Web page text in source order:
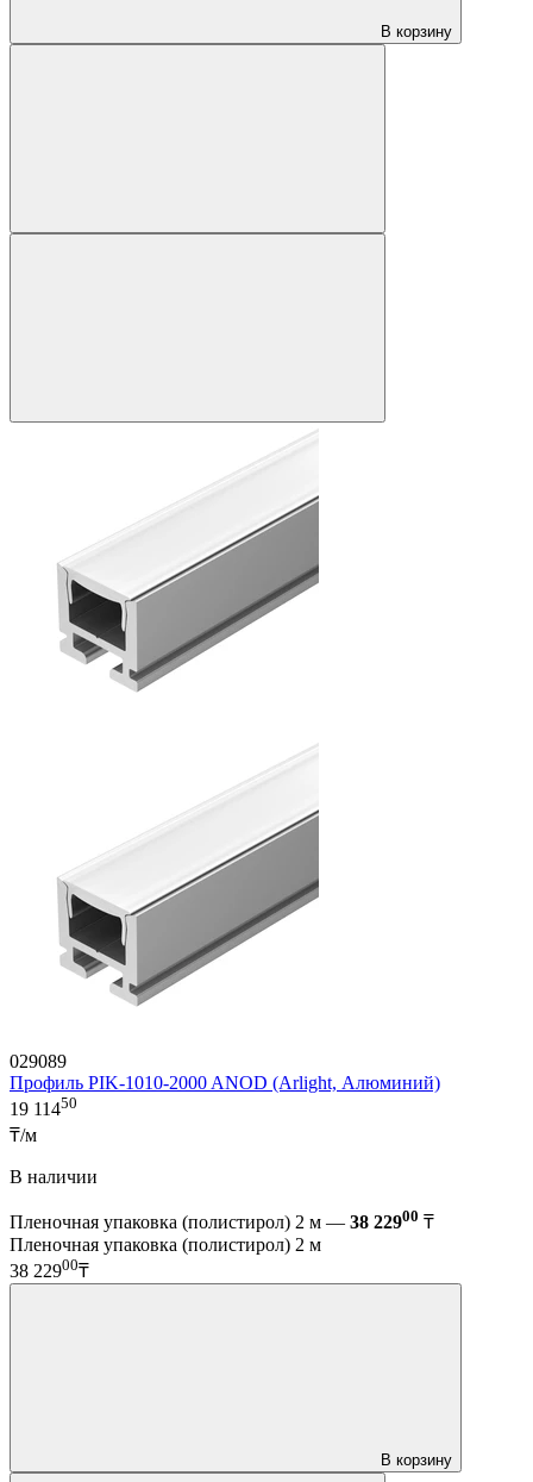
В корзину
029089
Профиль PIK-1010-2000 ANOD (Arlight, Алюминий)
19 11450
₸/м
В наличии
Пленочная упаковка (полистирол) 2 м — 38 22900 ₸
Пленочная упаковка (полистирол) 2 м
38 22900₸
В корзину